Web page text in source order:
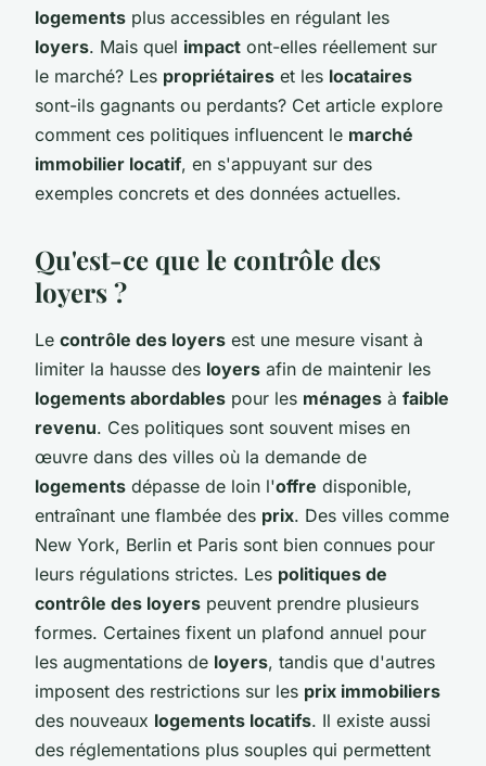
logements plus accessibles en régulant les
loyers. Mais quel impact ont-elles réellement sur
le marché? Les propriétaires et les locataires
sont-ils gagnants ou perdants? Cet article explore
comment ces politiques influencent le marché
immobilier locatif, en s'appuyant sur des
exemples concrets et des données actuelles.
Qu'est-ce que le contrôle des
loyers ?
Le contrôle des loyers est une mesure visant à
limiter la hausse des loyers afin de maintenir les
logements abordables pour les ménages à faible
revenu. Ces politiques sont souvent mises en
œuvre dans des villes où la demande de
logements dépasse de loin l'offre disponible,
entraînant une flambée des prix. Des villes comme
New York, Berlin et Paris sont bien connues pour
leurs régulations strictes. Les politiques de
contrôle des loyers peuvent prendre plusieurs
formes. Certaines fixent un plafond annuel pour
les augmentations de loyers, tandis que d'autres
imposent des restrictions sur les prix immobiliers
des nouveaux logements locatifs. Il existe aussi
des réglementations plus souples qui permettent